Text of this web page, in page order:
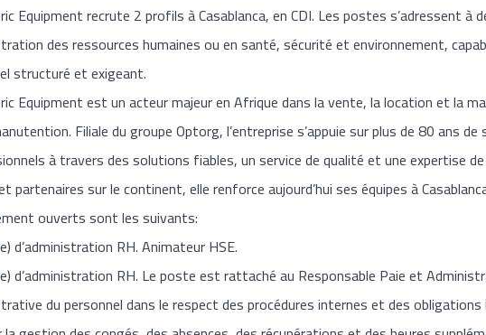
Equipment recrute 2 profils à Casablanca, en CDI. Les postes s’adressent à
des ressources humaines ou en santé, sécurité et environnement,
structuré et exigeant.
Equipment est un acteur majeur en Afrique dans la vente, la location et la
Filiale du groupe Optorg, l’entreprise s’appuie sur plus de 80 ans
à travers des solutions fiables, un service de qualité et une expertise
partenaires sur le continent, elle renforce aujourd’hui ses équipes à
ouverts sont les suivants:
d’administration RH. Animateur HSE.
d’administration RH. Le poste est rattaché au Responsable Paie et
du personnel dans le respect des procédures internes et des obligations